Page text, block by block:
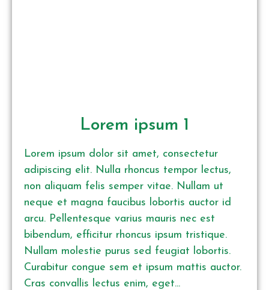
Lorem ipsum 1
Lorem ipsum dolor sit amet, consectetur
adipiscing elit. Nulla rhoncus tempor lectus,
non aliquam felis semper vitae. Nullam ut
neque et magna faucibus lobortis auctor id
arcu. Pellentesque varius mauris nec est
bibendum, efficitur rhoncus ipsum tristique.
Nullam molestie purus sed feugiat lobortis.
Curabitur congue sem et ipsum mattis auctor.
Cras convallis lectus enim, eget...